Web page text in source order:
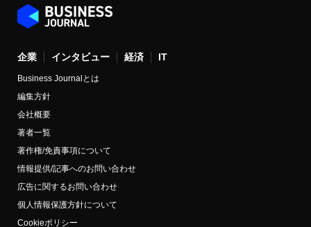
企業 インタビュー 経済 IT
Business Journalとは
編集方針
会社概要
著者一覧
著作権/免責事項について
情報提供/記事へのお問い合わせ
広告に関するお問い合わせ
個人情報保護方針について
Cookieポリシー